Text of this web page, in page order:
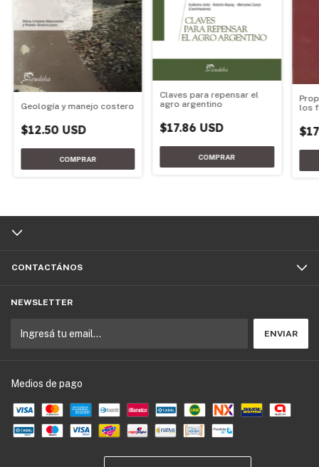
Geología y manejo costero
$12.50 USD
Claves para repensar el
agro argentino
$17.86 USD
los
CONTACTÁNOS
NEWSLETTER
Medios de pago